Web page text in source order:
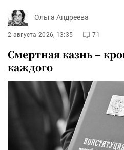
Ольга Андреева
2 августа 2026, 13:35 71
Смертная казнь –
каждого